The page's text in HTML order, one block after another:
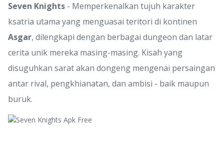
Seven Knights - Memperkenalkan tujuh karakter
ksatria utama yang menguasai teritori di kontinen
Asgar, dilengkapi dengan berbagai dungeon dan latar
cerita unik mereka masing-masing. Kisah yang
disuguhkan sarat akan dongeng mengenai persaingan
antar rival, pengkhianatan, dan ambisi - baik maupun
buruk.